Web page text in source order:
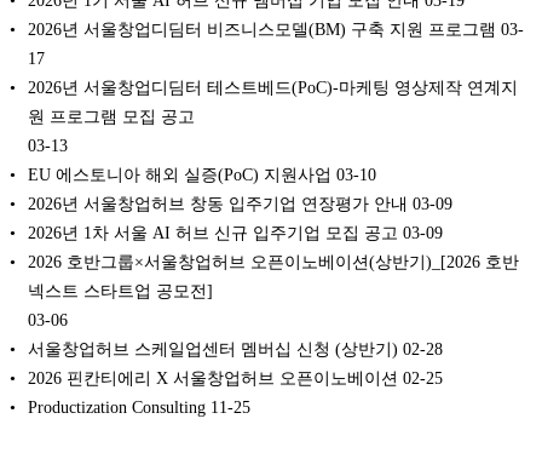
2026년 서울창업디딤터 비즈니스모델(BM) 구축 지원 프로그램 03-
17
2026년 서울창업디딤터 테스트베드(PoC)-마케팅 영상제작 연계지
원 프로그램 모집 공고
03-13
EU 에스토니아 해외 실증(PoC) 지원사업 03-10
2026년 서울창업허브 창동 입주기업 연장평가 안내 03-09
2026년 1차 서울 AI 허브 신규 입주기업 모집 공고 03-09
2026 호반그룹×서울창업허브 오픈이노베이션(상반기)_[2026 호반
넥스트 스타트업 공모전]
03-06
서울창업허브 스케일업센터 멤버십 신청 (상반기) 02-28
2026 핀칸티에리 X 서울창업허브 오픈이노베이션 02-25
Productization Consulting 11-25